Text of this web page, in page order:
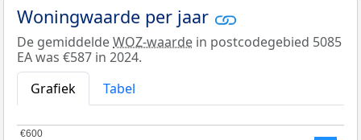
Woningwaarde per jaar
De gemiddeldeWOZ-waarde in postcodegebied 5085
EA was €587 in 2024.
Grafiek
Tabel
€600
€600